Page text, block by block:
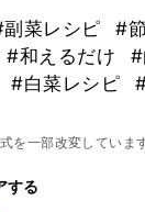
菜レシピ #
#和えるだけ
#白菜レシピ
を一部改変しています
する